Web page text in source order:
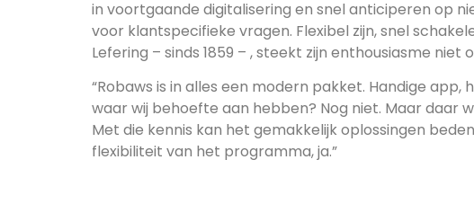
in voortgaande digitalisering en snel anticiperen op
voor klantspecifieke vragen. Flexibel zijn, snel
Lefering – sinds 1859 – , steekt zijn enthousiasme niet
“Robaws is in alles een modern pakket. Handige
waar wij behoefte aan hebben? Nog niet. Maar daar
Met die kennis kan het gemakkelijk oplossingen
flexibiliteit van het programma, ja.”